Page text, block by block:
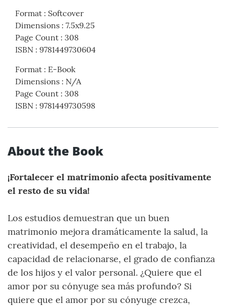
Format : Softcover
Dimensions : 7.5x9.25
Page Count : 308
ISBN : 9781449730604
Format : E-Book
Dimensions : N/A
Page Count : 308
ISBN : 9781449730598
About the Book
¡Fortalecer el matrimonio afecta positivamente
el resto de su vida!
Los estudios demuestran que un buen
matrimonio mejora dramáticamente la salud, la
creatividad, el desempeño en el trabajo, la
capacidad de relacionarse, el grado de confianza
de los hijos y el valor personal. ¿Quiere que el
amor por su cónyuge sea más profundo? Si
quiere que el amor por su cónyuge crezca,